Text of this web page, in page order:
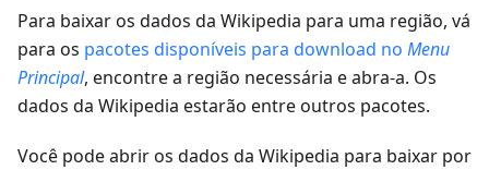
Para baixar os dados da Wikipedia para uma região, vá
para os pacotes disponíveis para download no Menu
Principal, encontre a região necessária e abra-a. Os
dados da Wikipedia estarão entre outros pacotes.
Você pode abrir os dados da Wikipedia para baixar por